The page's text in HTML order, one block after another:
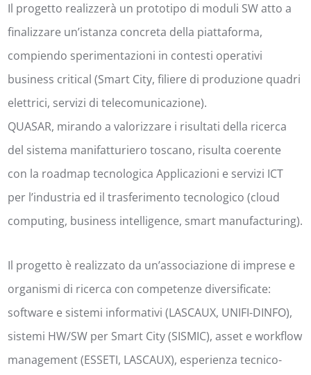
Il progetto realizzerà un prototipo di moduli SW atto a
finalizzare un’istanza concreta della piattaforma,
compiendo sperimentazioni in contesti operativi
business critical (Smart City, filiere di produzione quadri
elettrici, servizi di telecomunicazione).
QUASAR, mirando a valorizzare i risultati della ricerca
del sistema manifatturiero toscano, risulta coerente
con la roadmap tecnologica Applicazioni e servizi ICT
per l’industria ed il trasferimento tecnologico (cloud
computing, business intelligence, smart manufacturing).
Il progetto è realizzato da un’associazione di imprese e
organismi di ricerca con competenze diversificate:
software e sistemi informativi (LASCAUX, UNIFI-DINFO),
sistemi HW/SW per Smart City (SISMIC), asset e workflow
management (ESSETI, LASCAUX), esperienza tecnico-